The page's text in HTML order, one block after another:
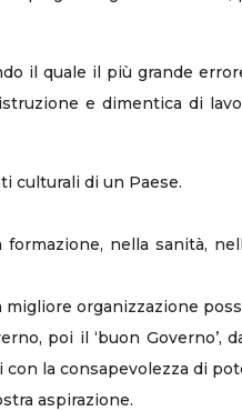
il quale il più grande
e dimentica di
culturali di un Paese.
nella sanità,
migliore organizzazione
poi il ‘buon Governo’,
la consapevolezza di
aspirazione.